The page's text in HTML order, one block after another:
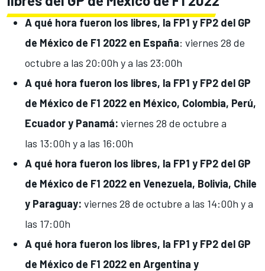
A qué hora fueron los libres, la FP1 y FP2 del GP
de México de F1 2022 en España: viernes 28 de
octubre a las 20:00h y a las 23:00h
A qué hora fueron los libres, la FP1 y FP2 del GP
de México de F1 2022 en México, Colombia, Perú,
Ecuador y Panamá: viernes 28 de octubre a
las 13:00h y a las 16:00h
A qué hora fueron los libres, la FP1 y FP2 del GP
de México de F1 2022 en Venezuela, Bolivia, Chile
y Paraguay: viernes 28 de octubre a las 14:00h y a
las 17:00h
A qué hora fueron los libres, la FP1 y FP2 del GP
de México de F1 2022 en Argentina y